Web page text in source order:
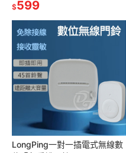
$599
LongPing一對一插電式無線數